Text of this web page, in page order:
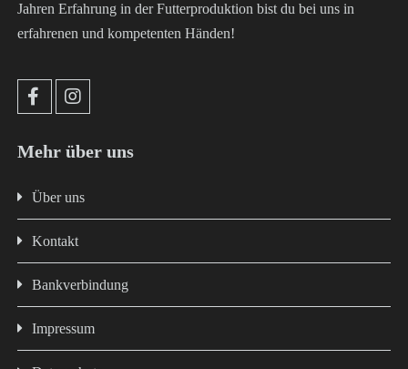
Jahren Erfahrung in der Futterproduktion bist du bei uns in
erfahrenen und kompetenten Händen!
Mehr über uns
Über uns
Kontakt
Bankverbindung
Impressum